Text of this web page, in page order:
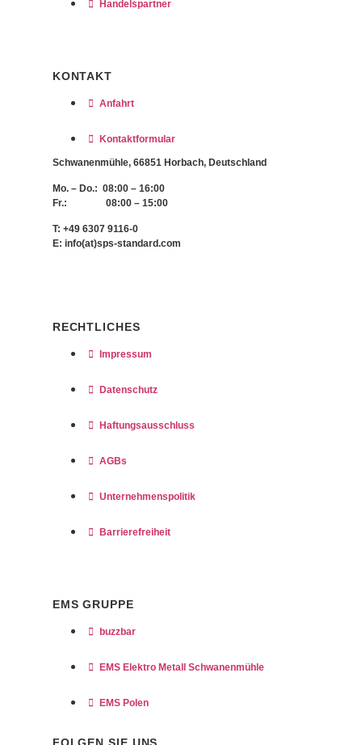
Handelspartner
KONTAKT
Anfahrt
Kontaktformular
Schwanenmühle, 66851 Horbach, Deutschland
Mo. – Do.: 08:00 – 16:00
Fr.: 08:00 – 15:00
T: +49 6307 9116-0
E: info(at)sps-standard.com
RECHTLICHES
Impressum
Datenschutz
Haftungsausschluss
AGBs
Unternehmenspolitik
Barrierefreiheit
EMS GRUPPE
buzzbar
EMS Elektro Metall Schwanenmühle
EMS Polen
FOLGEN SIE UNS